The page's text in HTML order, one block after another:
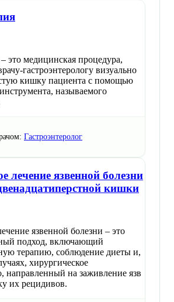
это медицинская процедура,
гастроэнтерологу визуально
кишку пациента с помощью
называемого
Гастроэнтеролог
лечение язвенной болезни
кишки
язвенной болезни – это
подход, включающий
терапию, соблюдение диеты и,
хирургическое
направленный на заживление язв
их рецидивов.